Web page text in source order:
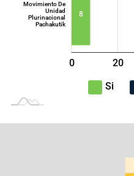
8
Movimiento De
Unidad
Plurinacional
Pachakutik
-40
-20
0 20
100
Si